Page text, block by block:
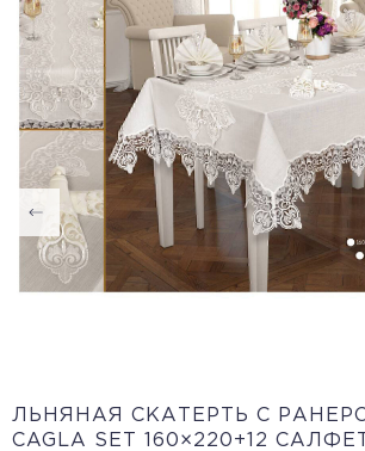
ЛЬНЯНАЯ СКАТЕРТЬ С
CAGLA SET 160×220+12